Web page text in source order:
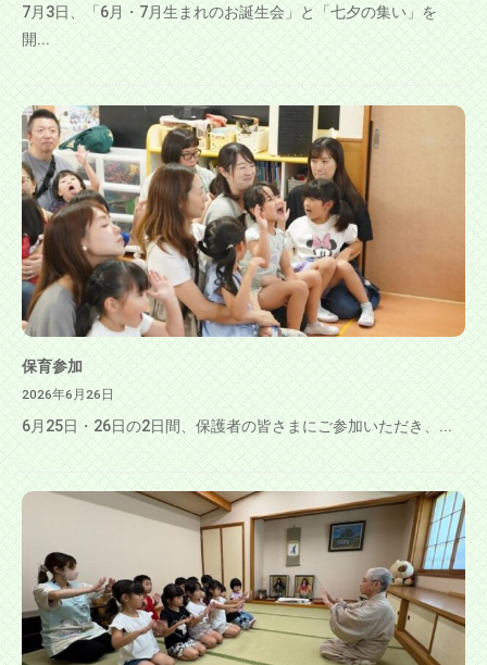
7月3日、「6月・7月生まれのお誕生会」と「七夕の集い」を
開...
保育参加
2026年6月26日
6月25日・26日の2日間、保護者の皆さまにご参加いただき、...